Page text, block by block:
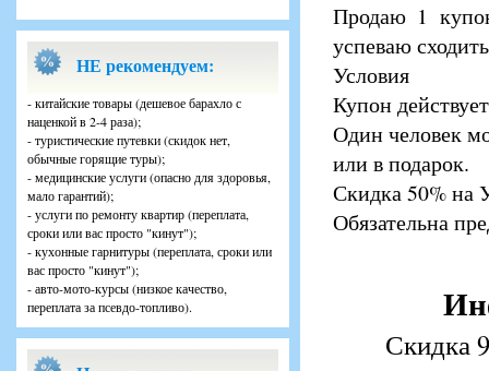
НЕ рекомендуем:
- китайские товары (дешевое барахло с
наценкой в 2-4 раза);
- туристические путевки (скидок нет,
обычные горящие туры);
- медицинские услуги (опасно для здоровья,
мало гарантий);
- услуги по ремонту квартир (переплата,
сроки или вас просто "кинут");
- кухонные гарнитуры (переплата, сроки или
вас просто "кинут");
- авто-мото-курсы (низкое качество,
переплата за псевдо-топливо).
Продаю 1
успеваю
Условия
Купон
Один человек
или в подарок.
Скидка 50% на
Обязательна
Скидка